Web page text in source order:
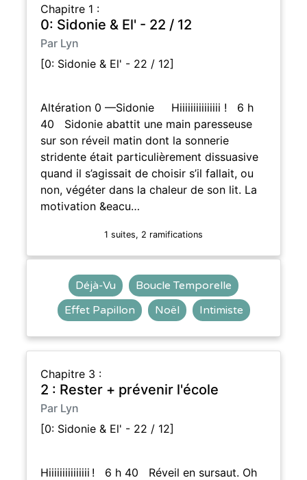
Chapitre 1 :
0: Sidonie & El' - 22 / 12
Par Lyn
[0: Sidonie & El' - 22 / 12]
Altération 0 —Sidonie Hiiiiiiiiiiiiiii ! 6 h
40 Sidonie abattit une main paresseuse
sur son réveil matin dont la sonnerie
stridente était particulièrement dissuasive
quand il s’agissait de choisir s’il fallait, ou
non, végéter dans la chaleur de son lit. La
motivation &eacu…
1 suites, 2 ramifications
Déjà-Vu
Boucle Temporelle
Effet Papillon
Noël Intimiste
Chapitre 3 :
2 : Rester + prévenir l'école
Par Lyn
[0: Sidonie & El' - 22 / 12]
Hiiiiiiiiiiiiiii ! 6 h 40 Réveil en sursaut. Oh